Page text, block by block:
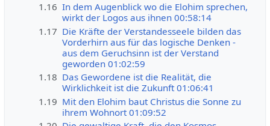
1.16 In dem Augenblick wo die Elohim sprechen,
wirkt der Logos aus ihnen 00:58:14
1.17 Die Kräfte der Verstandesseele bilden das
Vorderhirn aus für das logische Denken -
aus dem Geruchsinn ist der Verstand
geworden 01:02:59
1.18 Das Gewordene ist die Realität, die
Wirklichkeit ist die Zukunft 01:06:41
1.19 Mit den Elohim baut Christus die Sonne zu
ihrem Wohnort 01:09:52